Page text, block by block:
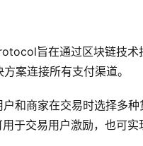
旨在通过区块链技术
案连接所有支付渠道。
户和商家在交易时选择多
于交易用户激励，也可实